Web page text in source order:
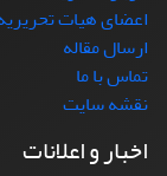
اعضای هیات
ارسال مقاله
تماس با ما
نقشه سایت
اخبار و اعلانات